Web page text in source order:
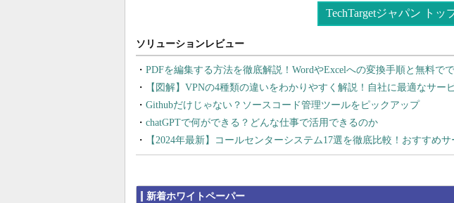
TechTargetジャパン トッ
PDFを編集する方法を徹底解説！WordやExcelへの変換手順と無料で
【図解】VPNの4種類の違いをわかりやすく解説！自社に最適なサー
Githubだけじゃない？ソースコード管理ツールをピックアップ
chatGPTで何ができる？どんな仕事で活用できるのか
【2024年最新】コールセンターシステム17選を徹底比較！おすすめ
新着ホワイトペーパー